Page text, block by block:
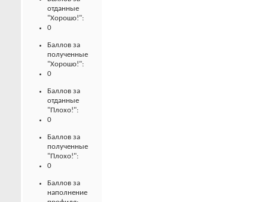
отданные
"Хорошо!":
0
Баллов за
полученные
"Хорошо!":
0
Баллов за
отданные
"Плохо!":
0
Баллов за
полученные
"Плохо!":
0
Баллов за
наполнение